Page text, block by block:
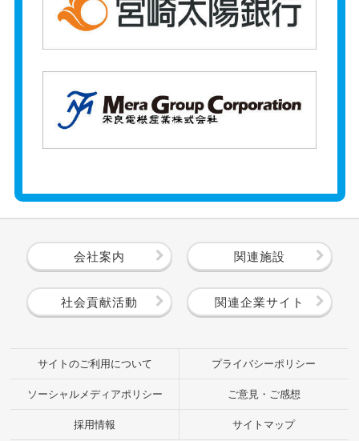
会社案内 関連施設
社会貢献活動 関連企業サイト
サイトのご利用について プライバシーポリシー
ソーシャルメディアポリシー ご意見・ご感想
採用情報 サイトマップ